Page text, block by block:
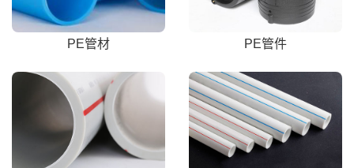
PE管材 PE管件